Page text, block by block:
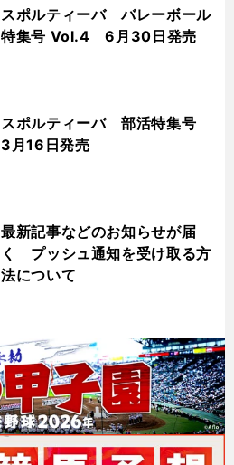
スポルティーバ バレーボール
特集号 Vol.4 6月30日発売
スポルティーバ 部活特集号
3月16日発売
最新記事などのお知らせが届
く プッシュ通知を受け取る方
法について